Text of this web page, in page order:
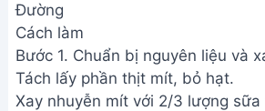
Đường
Cách làm
Bước 1. Chuẩn bị nguyên liệu và
Tách lấy phần thịt mít, bỏ hạt.
Xay nhuyễn mít với 2/3 lượng sữa